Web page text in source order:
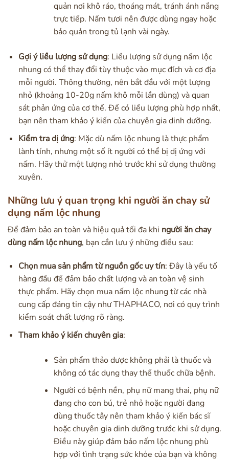
quản nơi khô ráo, thoáng mát, tránh ánh nắng
trực tiếp. Nấm tươi nên được dùng ngay hoặc
bảo quản trong tủ lạnh vài ngày.
Gợi ý liều lượng sử dụng: Liều lượng sử dụng nấm lộc
nhung có thể thay đổi tùy thuộc vào mục đích và cơ địa
mỗi người. Thông thường, nên bắt đầu với một lượng
nhỏ (khoảng 10-20g nấm khô mỗi lần dùng) và quan
sát phản ứng của cơ thể. Để có liều lượng phù hợp nhất,
bạn nên tham khảo ý kiến của chuyên gia dinh dưỡng.
Kiểm tra dị ứng: Mặc dù nấm lộc nhung là thực phẩm
lành tính, nhưng một số ít người có thể bị dị ứng với
nấm. Hãy thử một lượng nhỏ trước khi sử dụng thường
xuyên.
Những lưu ý quan trọng khi người ăn chay sử
dụng nấm lộc nhung
Để đảm bảo an toàn và hiệu quả tối đa khi người ăn chay
dùng nấm lộc nhung, bạn cần lưu ý những điều sau:
Chọn mua sản phẩm từ nguồn gốc uy tín: Đây là yếu tố
hàng đầu để đảm bảo chất lượng và an toàn vệ sinh
thực phẩm. Hãy chọn mua nấm lộc nhung từ các nhà
cung cấp đáng tin cậy như THAPHACO, nơi có quy trình
kiểm soát chất lượng rõ ràng.
Tham khảo ý kiến chuyên gia:
Sản phẩm thảo dược không phải là thuốc và
không có tác dụng thay thế thuốc chữa bệnh.
Người có bệnh nền, phụ nữ mang thai, phụ nữ
đang cho con bú, trẻ nhỏ hoặc người đang
dùng thuốc tây nên tham khảo ý kiến bác sĩ
hoặc chuyên gia dinh dưỡng trước khi sử dụng.
Điều này giúp đảm bảo nấm lộc nhung phù
hợp với tình trạng sức khỏe của bạn và không